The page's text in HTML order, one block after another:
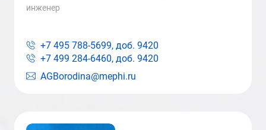
инженер
AGBorodina@mephi.ru
+7 495 788-5699, доб. 9420
+7 499 284-6460, доб. 9420